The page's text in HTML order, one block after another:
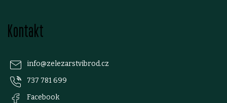
Kontakt
info@zelezarstvibrod.cz
737 781 699
Facebook